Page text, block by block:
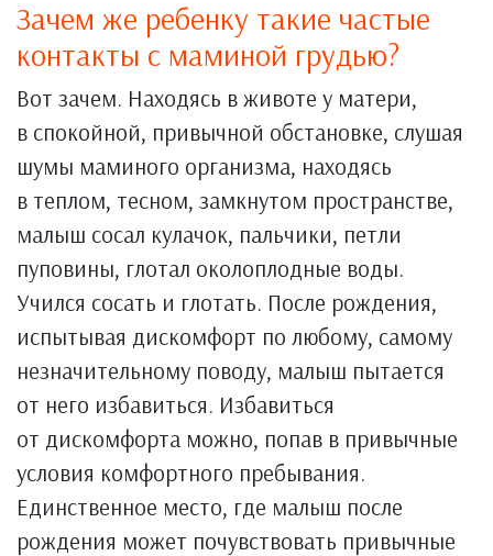
Зачем же ребенку такие частые
контакты с маминой грудью?
Вот зачем. Находясь в животе у матери,
в спокойной, привычной обстановке, слушая
шумы маминого организма, находясь
в теплом, тесном, замкнутом пространстве,
малыш сосал кулачок, пальчики, петли
пуповины, глотал околоплодные воды.
Учился сосать и глотать. После рождения,
испытывая дискомфорт по любому, самому
незначительному поводу, малыш пытается
от него избавиться. Избавиться
от дискомфорта можно, попав в привычные
условия комфортного пребывания.
Единственное место, где малыш после
рождения может почувствовать привычные